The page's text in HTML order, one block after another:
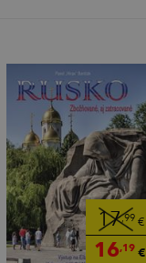
17,99 €
16,19€